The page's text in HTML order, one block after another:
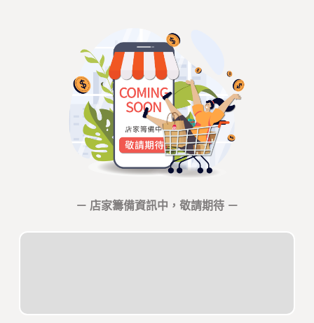
－ 店家籌備資訊中，敬請期待 －